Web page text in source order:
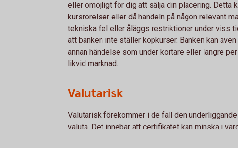
eller omöjligt för dig att sälja din placering. Detta
kursrörelser eller då handeln på någon relevant
tekniska fel eller åläggs restriktioner under viss
att banken inte ställer köpkurser. Banken kan
annan händelse som under kortare eller längre
likvid marknad.
Valutarisk
Valutarisk förekommer i de fall den
valuta. Det innebär att certifikatet kan minska i